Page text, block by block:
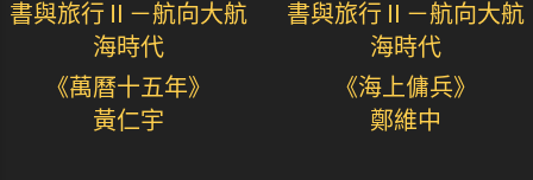
書與旅行Ⅱ－航向大航
海時代
《萬曆十五年》
黃仁宇
書與旅行Ⅱ－航向大航
海時代
《海上傭兵》
鄭維中